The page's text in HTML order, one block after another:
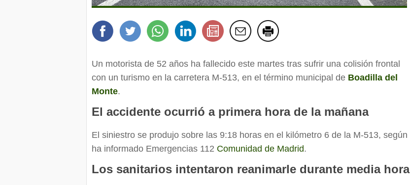
Un motorista de 52 años ha fallecido este martes tras sufrir una colisión frontal
con un turismo en la carretera M-513, en el término municipal de Boadilla del
Monte.
El accidente ocurrió a primera hora de la mañana
El siniestro se produjo sobre las 9:18 horas en el kilómetro 6 de la M-513, según
ha informado Emergencias 112 Comunidad de Madrid.
Los sanitarios intentaron reanimarle durante media hora